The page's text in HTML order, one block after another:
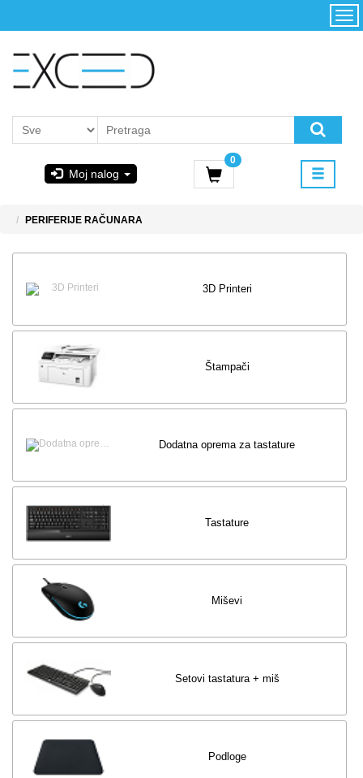
Moj nalog
0
Početna
korišćenja i
PERIFERIJE RAČUNARA
3D Printeri
Štampači
Dodatna oprema za tastature
Tastature
Miševi
Setovi tastatura + miš
Podloge